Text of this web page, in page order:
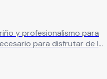
y profesionalismo para
para disfrutar de la